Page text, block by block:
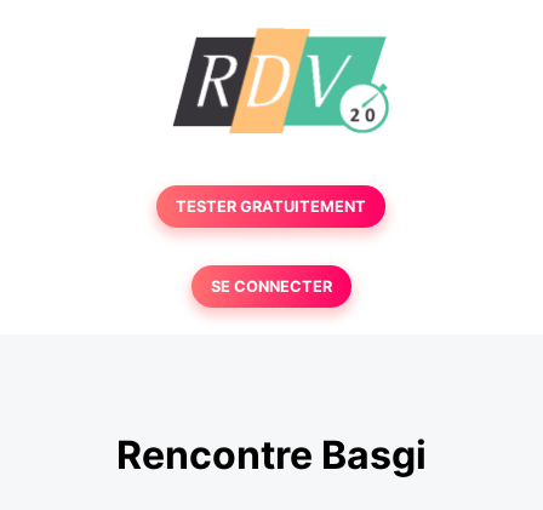
TESTER GRATUITEMENT
SE CONNECTER
Rencontre Basgi